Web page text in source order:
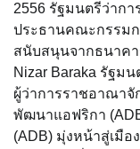
2556 รัฐมนตรีว่ากา
ประธานคณะกรรมก
สนับสนุนจากธนาคา
Nizar Baraka รัฐม
ผู้ว่าการราชอาณาจั
พัฒนาแอฟริกา
(ADB) มุ่งหน้าสู่เมื